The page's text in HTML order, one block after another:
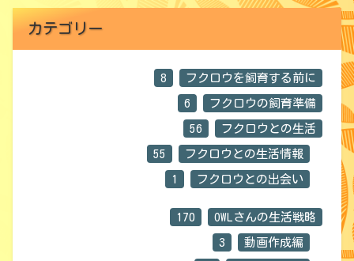
カテゴリー
フクロウを飼育する前に
8
フクロウの飼育準備
6
フクロウとの生活
56
フクロウとの生活情報
55
フクロウとの出会い
1
OWLさんの生活戦略
170
動画作成編
3